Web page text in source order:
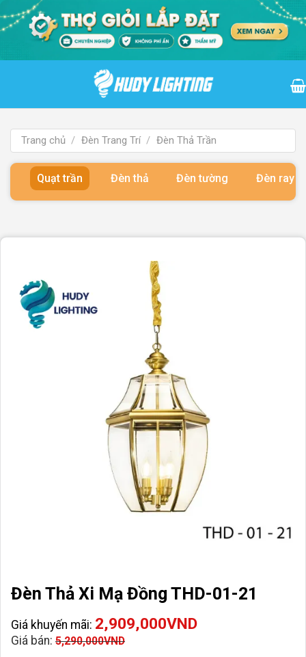
qua
Trang chủ / Đèn Trang Trí / Đèn Thả Trần
Quạt trần Đèn thả Đèn tường Đèn ray
Đèn Thả Xi Mạ Đồng THD-01-21
Giá khuyến mãi: 2,909,000VND
Giá bán: 5,290,000VND